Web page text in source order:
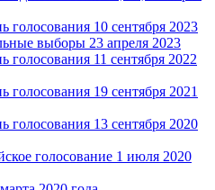
голосования 10 сентября 2023
выборы 23 апреля 2023
голосования 11 сентября 2022
голосования 19 сентября 2021
голосования 13 сентября 2020
голосование 1 июля 2020